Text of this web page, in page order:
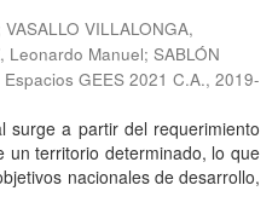
VASALLO VILLALONGA,
Leonardo Manuel; SABLÓN
GEES 2021 C.A., 2019-
surge a partir del requerimiento
un territorio determinado, lo que
nacionales de desarrollo,